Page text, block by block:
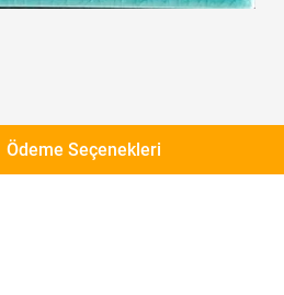
Ödeme Seçenekleri